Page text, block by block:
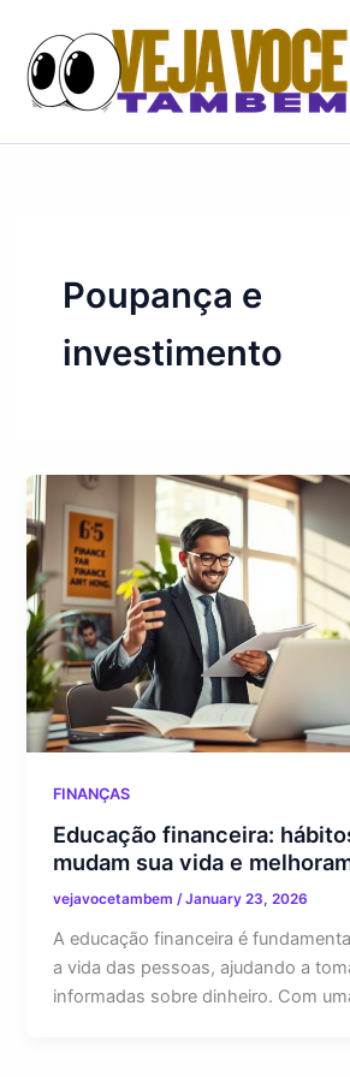
content
Poupança e
investimento
FINANÇAS
Educação financeira:
mudam sua vida e
vejavocetambem/January 23, 2026
A educação financeira é
a vida das pessoas, ajudando a
informadas sobre dinheiro. Com